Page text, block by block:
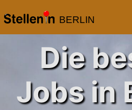
BERLIN
Die
Jobs in